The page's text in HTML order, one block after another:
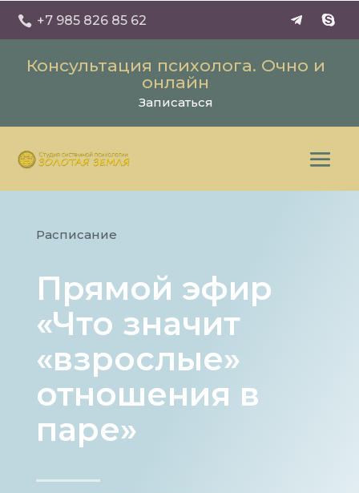
 +7 985 826 85 62
Консультация психолога. Очно и
онлайн
Записаться
Расписание
Прямой эфир
«Что значит
«взрослые»
отношения в
паре»